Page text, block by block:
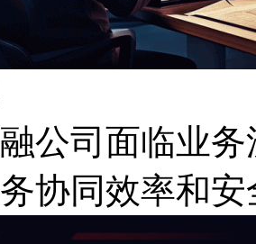
公司面临业务
协同效率和安